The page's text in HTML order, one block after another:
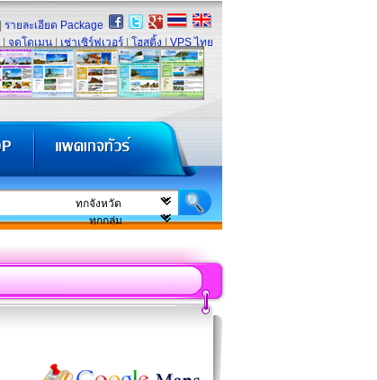
รายละเอียด Package
จดโดเมน เช่าเซิร์ฟเวอร์ โฮสติ้ง VPS ไทย